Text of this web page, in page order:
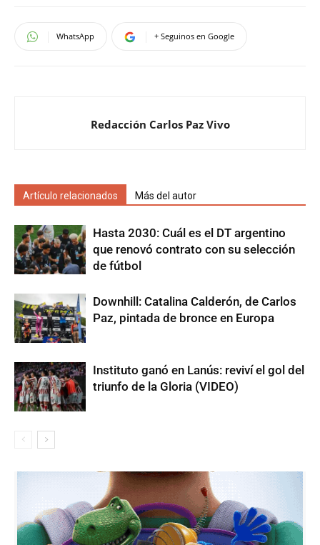
WhatsApp + Seguinos en Google
Redacción Carlos Paz Vivo
Artículo relacionados Más del autor
Hasta 2030: Cuál es el DT argentino
que renovó contrato con su selección
de fútbol
Downhill: Catalina Calderón, de Carlos
Paz, pintada de bronce en Europa
Instituto ganó en Lanús: reviví el gol del
triunfo de la Gloria (VIDEO)